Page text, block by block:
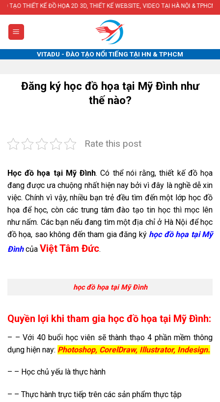
Skip
to
content
ĐỒ HỌA 2D 3D, THIẾT KẾ WEBSITE, VIDEO TẠI HÀ NỘI & TPHCM
VITADU - ĐÀO TẠO NỔI TIẾNG TẠI HN & TPHCM
Đăng ký học đồ họa tại Mỹ Đình như
thế nào?
Rate this post
Học đồ họa tại Mỹ Đình. Có thể nói rằng, thiết kế đồ họa
đang được ưa chuộng nhất hiện nay bởi vì đây là nghề dễ xin
việc. Chính vì vậy, nhiều bạn trẻ đều tìm đến một lớp học đồ
họa để học, còn các trung tâm đào tạo tin học thì mọc lên
như nấm. Các bạn nếu đang tìm một địa chỉ ở Hà Nội để học
đồ họa, sao không đến tham gia đăng ký học đồ họa tại Mỹ
Đìnhcủa Việt Tâm Đức.
học đồ họa tại Mỹ Đình
Quyền lợi khi tham gia học đồ họa tại Mỹ Đình:
– – Với 40 buổi học viên sẽ thành thạo 4 phần mềm thông
dụng hiện nay: Photoshop, CorelDraw, Illustrator, Indesign.
– – Học chủ yếu là thực hành
– – Thực hành trực tiếp trên các sản phẩm thực tập